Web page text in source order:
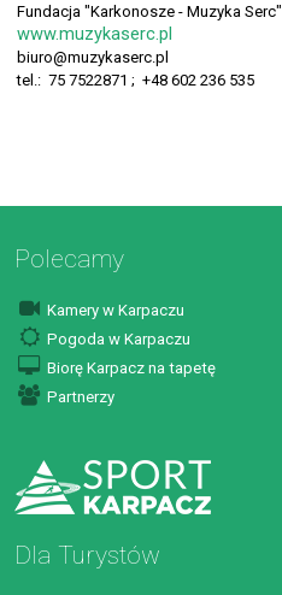
Fundacja "Karkonosze - Muzyka Serc"
www.muzykaserc.pl
biuro@muzykaserc.pl
tel.: 75 7522871 ; +48 602 236 535
Polecamy
Kamery w Karpaczu
Pogoda w Karpaczu
Biorę Karpacz na tapetę
Partnerzy
Dla Turystów